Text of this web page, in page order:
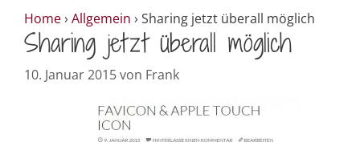
Home› Allgemein › Sharing jetzt überall möglich
Sharing jetzt überall möglich
10. Januar 2015von Frank